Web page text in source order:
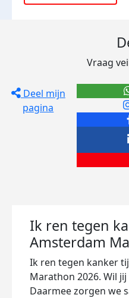
Deel mijn
pagina
Vraag
Ik ren tegen
Amsterdam
Ik ren tegen kanker
Marathon 2026. Wil
Daarmee zorgen we